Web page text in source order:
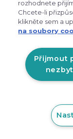
Komperdell
Komperdell
pro
rozhodnete
Chcete-li
klikněte sem a
na soubory
Přijmout